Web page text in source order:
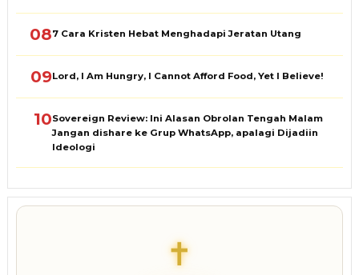
087 Cara Kristen Hebat Menghadapi Jeratan Utang
09Lord, I Am Hungry, I Cannot Afford Food, Yet I Believe!
10Sovereign Review: Ini Alasan Obrolan Tengah Malam
Jangan dishare ke Grup WhatsApp, apalagi Dijadiin
Ideologi
✝